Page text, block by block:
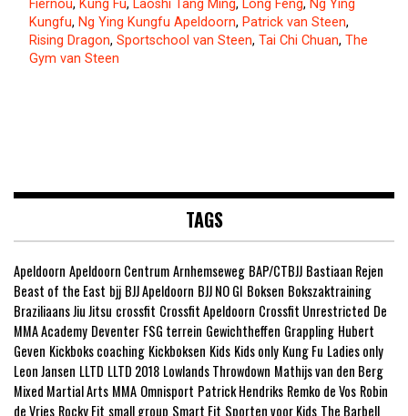
Fiernou, Kung Fu, Laoshi Tang Ming, Long Feng, Ng Ying
Kungfu, Ng Ying Kungfu Apeldoorn, Patrick van Steen,
Rising Dragon, Sportschool van Steen, Tai Chi Chuan, The
Gym van Steen
TAGS
Apeldoorn Apeldoorn CentrumArnhemseweg BAP/CTBJJ Bastiaan Rejen
Beast of the East bjj BJJ Apeldoorn BJJ NO GI Boksen Bokszaktraining
Braziliaans Jiu Jitsu crossfit Crossfit Apeldoorn Crossfit Unrestricted De
MMA Academy Deventer FSG terrein Gewichtheffen Grappling Hubert
Geven Kickboks coaching Kickboksen Kids Kids only Kung Fu Ladies only
Leon Jansen LLTD LLTD 2018 Lowlands Throwdown Mathijs van den Berg
Mixed Martial Arts MMA Omnisport Patrick Hendriks Remko de Vos Robin
de Vries Rocky Fit small group Smart Fit Sporten voor Kids The Barbell